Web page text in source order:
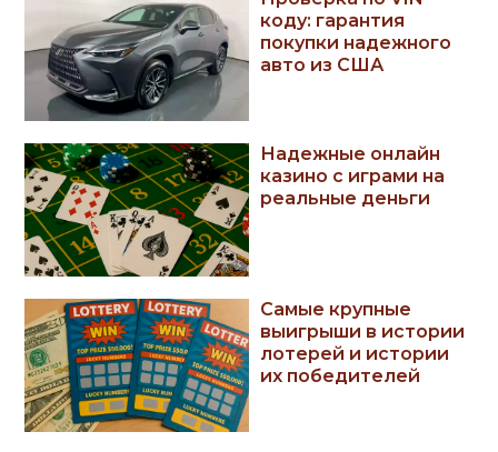
коду: гарантия
покупки надежного
авто из США
Надежные онлайн
казино с играми на
реальные деньги
Самые крупные
выигрыши в истории
лотерей и истории
их победителей